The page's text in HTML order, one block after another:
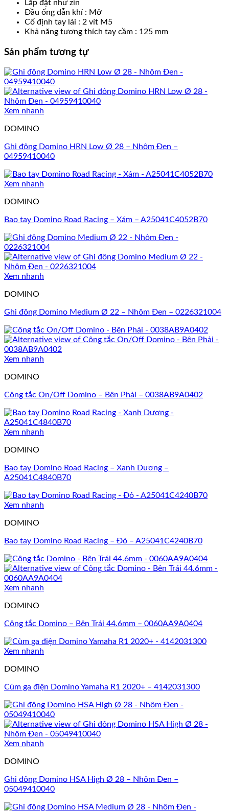
Lắp đặt như zin
Đầu ống dẫn khí : Mở
Cố định tay lái : 2 vít M5
Khả năng tương thích tay cầm : 125 mm
Sản phẩm tương tự
Xem nhanh
DOMINO
Ghi đông Domino HRN Low Ø 28 – Nhôm Đen –
04959410040
Xem nhanh
DOMINO
Bao tay Domino Road Racing – Xám – A25041C4052B70
Xem nhanh
DOMINO
Ghi đông Domino Medium Ø 22 – Nhôm Đen – 0226321004
Xem nhanh
DOMINO
Công tắc On/Off Domino – Bên Phải – 0038AB9A0402
Xem nhanh
DOMINO
Bao tay Domino Road Racing – Xanh Dương –
A25041C4840B70
Xem nhanh
DOMINO
Bao tay Domino Road Racing – Đỏ – A25041C4240B70
Xem nhanh
DOMINO
Công tắc Domino – Bên Trái 44.6mm – 0060AA9A0404
Xem nhanh
DOMINO
Cùm ga điện Domino Yamaha R1 2020+ – 4142031300
Xem nhanh
DOMINO
Ghi đông Domino HSA High Ø 28 – Nhôm Đen –
05049410040